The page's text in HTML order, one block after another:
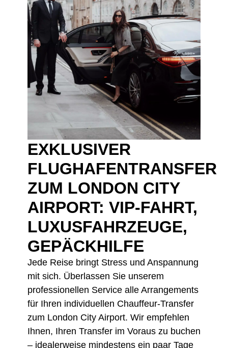
EXKLUSIVER
FLUGHAFENTRANSFER
ZUM LONDON CITY
AIRPORT: VIP-FAHRT,
LUXUSFAHRZEUGE,
GEPÄCKHILFE
Jede Reise bringt Stress und Anspannung
mit sich. Überlassen Sie unserem
professionellen Service alle Arrangements
für Ihren individuellen Chauffeur-Transfer
zum London City Airport. Wir empfehlen
Ihnen, Ihren Transfer im Voraus zu buchen
– idealerweise mindestens ein paar Tage